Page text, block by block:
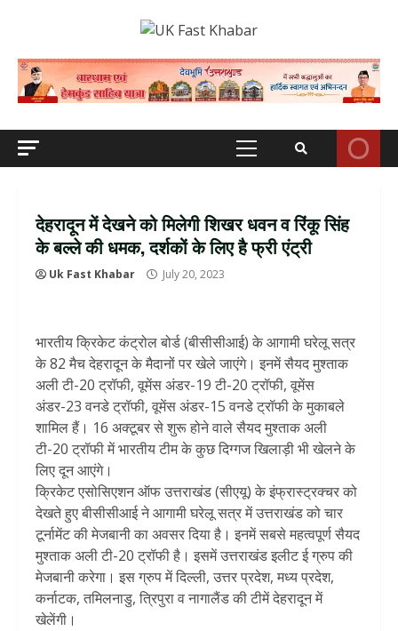
Primary
देहरादून में देखने को मिलेगी शिखर धवन व रिंकू सिंह
के बल्ले की धमक, दर्शकों के लिए है फ्री एंट्री
Uk Fast Khabar July 20, 2023
भारतीय क्रिकेट कंट्रोल बोर्ड (बीसीसीआई) के आगामी घरेलू सत्र
के 82 मैच देहरादून के मैदानों पर खेले जाएंगे। इनमें सैयद मुश्ताक
अली टी-20 ट्रॉफी, वूमेंस अंडर-19 टी-20 ट्रॉफी, वूमेंस
अंडर-23 वनडे ट्रॉफी, वूमेंस अंडर-15 वनडे ट्रॉफी के मुकाबले
शामिल हैं। 16 अक्टूबर से शुरू होने वाले सैयद मुश्ताक अली
टी-20 ट्रॉफी में भारतीय टीम के कुछ दिग्गज खिलाड़ी भी खेलने के
लिए दून आएंगे।
क्रिकेट एसोसिएशन ऑफ उत्तराखंड (सीएयू) के इंफ्रास्ट्रक्चर को
देखते हुए बीसीसीआई ने आगामी घरेलू सत्र में उत्तराखंड को चार
टूर्नामेंट की मेजबानी का अवसर दिया है। इनमें सबसे महत्वपूर्ण सैयद
मुश्ताक अली टी-20 ट्रॉफी है। इसमें उत्तराखंड इलीट ई ग्रुप की
मेजबानी करेगा। इस ग्रुप में दिल्ली, उत्तर प्रदेश, मध्य प्रदेश,
कर्नाटक, तमिलनाडु, त्रिपुरा व नागालैंड की टीमें देहरादून में
खेलेंगी।